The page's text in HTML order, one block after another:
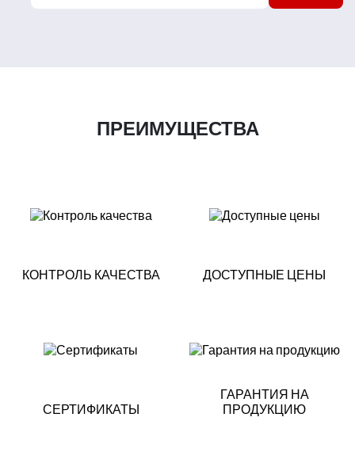
ПРЕИМУЩЕСТВА
КОНТРОЛЬ КАЧЕСТВА ДОСТУПНЫЕ ЦЕНЫ
СЕРТИФИКАТЫ
ГАРАНТИЯ НА
ПРОДУКЦИЮ